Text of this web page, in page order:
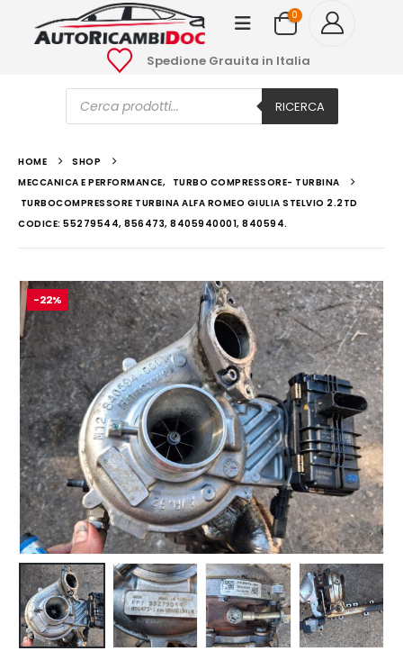
0
Spedione Grauita in Italia
Ricerca
prodotti RICERCA
HOME
SHOP
MECCANICA E PERFORMANCE,
TURBO COMPRESSORE- TURBINA
TURBOCOMPRESSORE TURBINA ALFA ROMEO GIULIA STELVIO 2.2TD
CODICE: 55279544, 856473, 8405940001, 840594.
-22%